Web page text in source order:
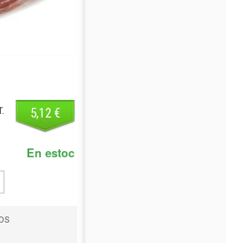
5,12 €
En estoc